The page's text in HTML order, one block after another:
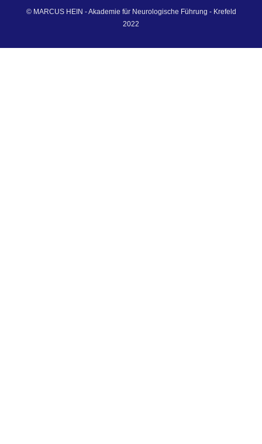
© MARCUS HEIN - Akademie für Neurologische Führung - Krefeld
2022